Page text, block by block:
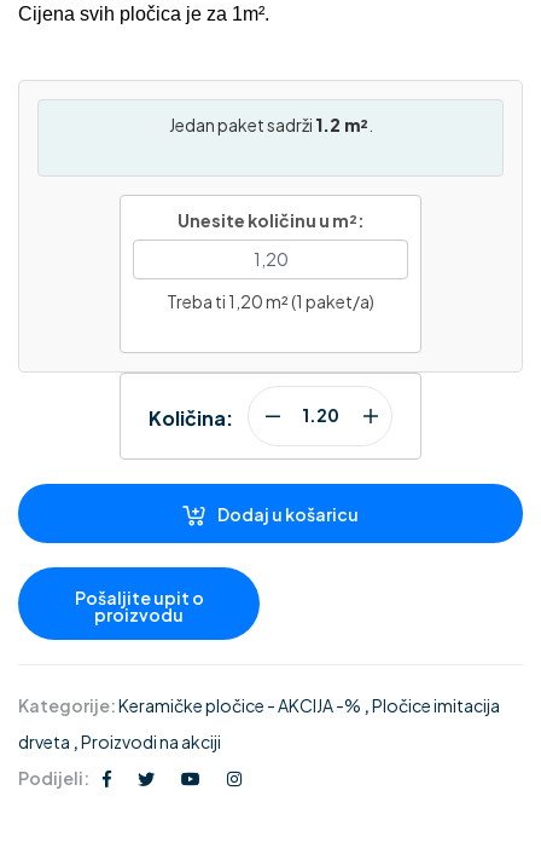
Cijena svih pločica je za 1m².
Jedan paket sadrži 1.2 m²
Unesite količinu u m²:
Treba ti 1,20 m² (1 paket/a)
Količina:
Dodaj u košaricu
Kategorije:Keramičke pločice - AKCIJA -% ,Pločice imitacija
drveta ,Proizvodi na akciji
Podijeli: